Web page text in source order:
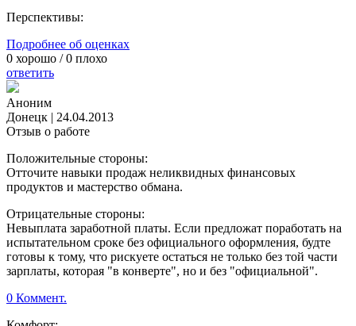
Перспективы:
Подробнее об оценках
0 хорошо /0 плохо
ответить
Аноним
Донецк | 24.04.2013
Отзыв о работе
Положительные стороны:
Отточите навыки продаж неликвидных финансовых
продуктов и мастерство обмана.
Отрицательные стороны:
Невыплата заработной платы. Если предложат поработать на
испытательном сроке без официального оформления, будте
готовы к тому, что рискуете остаться не только без той части
зарплаты, которая "в конверте", но и без "официальной".
0 Коммент.